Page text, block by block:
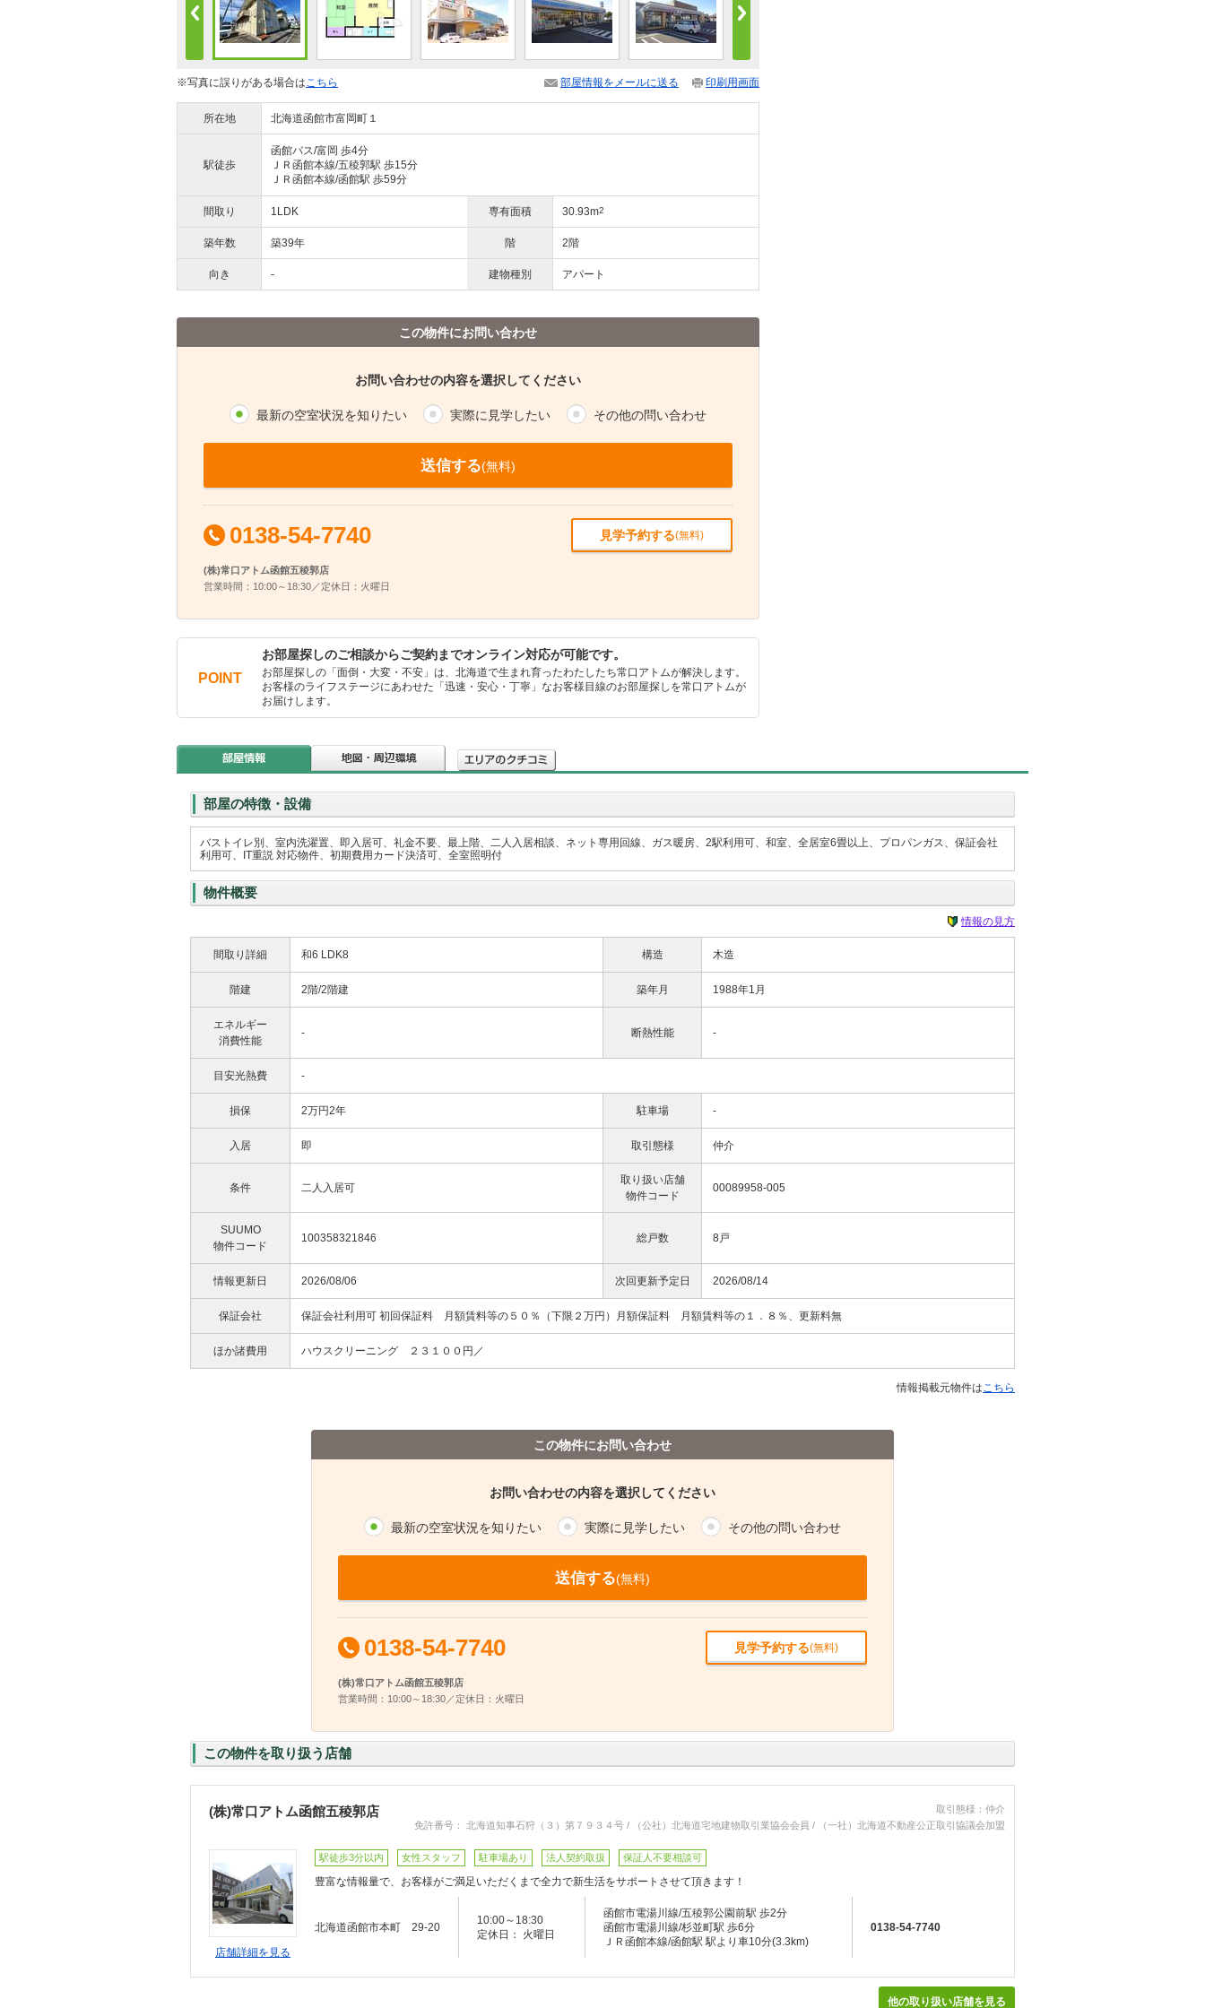
※写真に誤りがある場合はこちら 部屋情報をメールに送る 印刷用画面
所在地 北海道函館市富岡町１
駅徒歩
函館バス/富岡 歩4分
ＪＲ函館本線/五稜郭駅 歩15分
ＪＲ函館本線/函館駅 歩59分
間取り 1LDK 専有面積 30.93m2
築年数 築39年 階 2階
向き - 建物種別 アパート
この物件にお問い合わせ
お問い合わせの内容を選択してください
最新の空室状況を知りたい 実際に見学したい その他の問い合わせ
送信する(無料)
0138-54-7740 見学予約する(無料)
(株)常口アトム函館五稜郭店
営業時間：10:00～18:30／定休日：火曜日
POINT
お部屋探しのご相談からご契約までオンライン対応が可能です。
お部屋探しの「面倒・大変・不安」は、北海道で生まれ育ったわたしたち常口アトムが解決します。
お客様のライフステージにあわせた「迅速・安心・丁寧」なお客様目線のお部屋探しを常口アトムが
お届けします。
部屋の特徴・設備
バストイレ別、室内洗濯置、即入居可、礼金不要、最上階、二人入居相談、ネット専用回線、ガス暖房、2駅利用可、和室、全居室6畳以上、プロパンガス、保証会社
利用可、IT重説 対応物件、初期費用カード決済可、全室照明付
物件概要
情報の見方
間取り詳細 和6 LDK8 構造 木造
階建 2階/2階建 築年月 1988年1月
エネルギー
消費性能
- 断熱性能 -
目安光熱費 -
損保 2万円2年 駐車場 -
入居 即 取引態様 仲介
条件 二人入居可
取り扱い店舗
物件コード
00089958-005
SUUMO
物件コード
100358321846 総戸数 8戸
情報更新日 2026/08/06 次回更新予定日 2026/08/14
保証会社 保証会社利用可 初回保証料 月額賃料等の５０％（下限２万円）月額保証料 月額賃料等の１．８％、更新料無
ほか諸費用 ハウスクリーニング ２３１００円／
情報掲載元物件はこちら
この物件にお問い合わせ
お問い合わせの内容を選択してください
最新の空室状況を知りたい 実際に見学したい その他の問い合わせ
送信する(無料)
0138-54-7740 見学予約する(無料)
(株)常口アトム函館五稜郭店
営業時間：10:00～18:30／定休日：火曜日
この物件を取り扱う店舗
(株)常口アトム函館五稜郭店
取引態様：仲介
免許番号： 北海道知事石狩（３）第７９３４号 / （公社）北海道宅地建物取引業協会会員 / （一社）北海道不動産公正取引協議会加盟
店舗詳細を見る
駅徒歩3分以内 女性スタッフ 駐車場あり 法人契約取扱 保証人不要相談可
豊富な情報量で、お客様がご満足いただくまで全力で新生活をサポートさせて頂きます！
北海道函館市本町 29-20
10:00～18:30
定休日： 火曜日
函館市電湯川線/五稜郭公園前駅 歩2分
函館市電湯川線/杉並町駅 歩6分
ＪＲ函館本線/函館駅 駅より車10分(3.3km)
0138-54-7740
他の取り扱い店舗を見る